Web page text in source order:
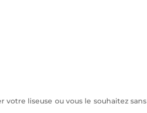
liseuse ou vous le souhaitez sans